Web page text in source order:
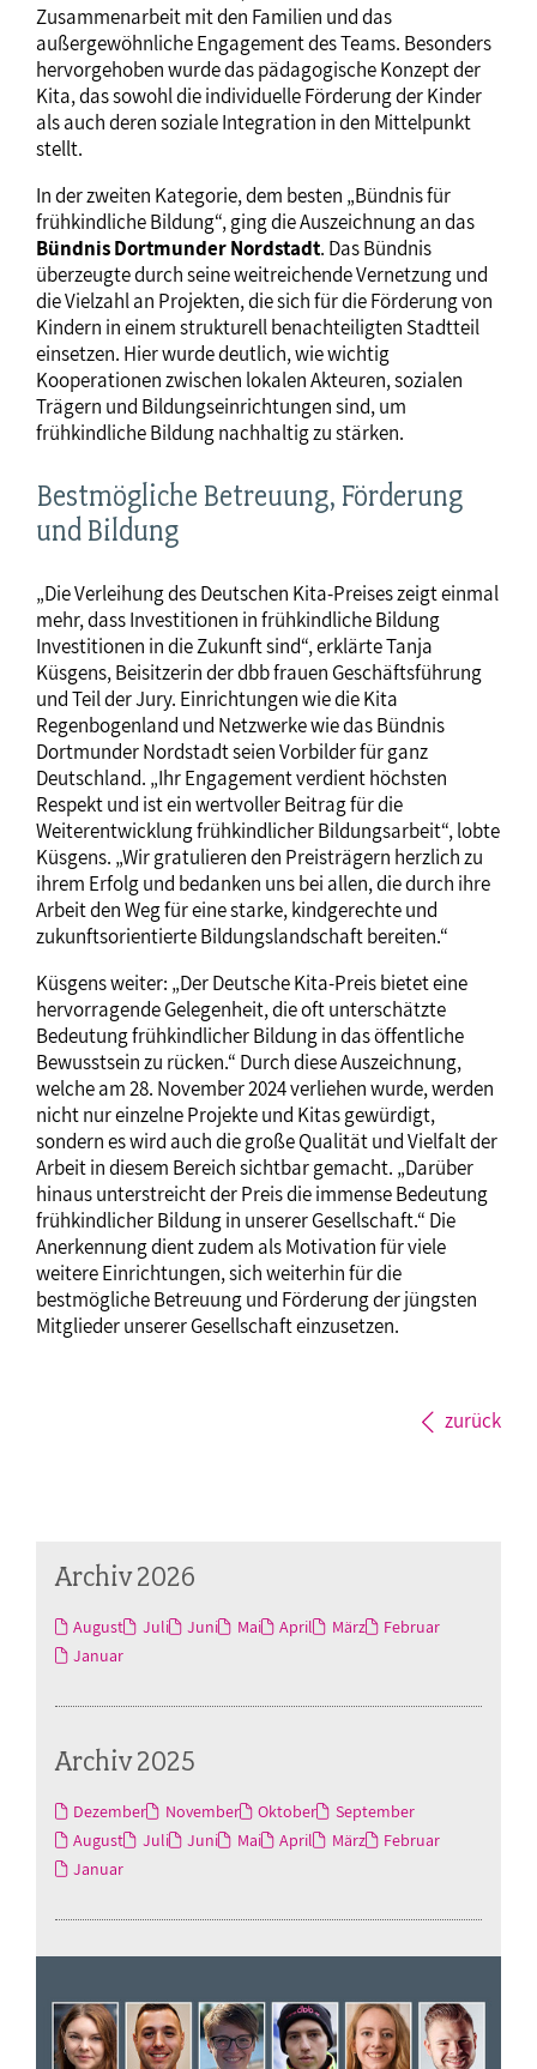
Zusammenarbeit mit den Familien und das
außergewöhnliche Engagement des Teams. Besonders
hervorgehoben wurde das pädagogische Konzept der
Kita, das sowohl die individuelle Förderung der Kinder
als auch deren soziale Integration in den Mittelpunkt
stellt.
In der zweiten Kategorie, dem besten „Bündnis für
frühkindliche Bildung“, ging die Auszeichnung an das
Bündnis Dortmunder Nordstadt. Das Bündnis
überzeugte durch seine weitreichende Vernetzung und
die Vielzahl an Projekten, die sich für die Förderung von
Kindern in einem strukturell benachteiligten Stadtteil
einsetzen. Hier wurde deutlich, wie wichtig
Kooperationen zwischen lokalen Akteuren, sozialen
Trägern und Bildungseinrichtungen sind, um
frühkindliche Bildung nachhaltig zu stärken.
Bestmögliche Betreuung, Förderung
und Bildung
„Die Verleihung des Deutschen Kita-Preises zeigt einmal
mehr, dass Investitionen in frühkindliche Bildung
Investitionen in die Zukunft sind“, erklärte Tanja
Küsgens, Beisitzerin der dbb frauen Geschäftsführung
und Teil der Jury. Einrichtungen wie die Kita
Regenbogenland und Netzwerke wie das Bündnis
Dortmunder Nordstadt seien Vorbilder für ganz
Deutschland. „Ihr Engagement verdient höchsten
Respekt und ist ein wertvoller Beitrag für die
Weiterentwicklung frühkindlicher Bildungsarbeit“, lobte
Küsgens. „Wir gratulieren den Preisträgern herzlich zu
ihrem Erfolg und bedanken uns bei allen, die durch ihre
Arbeit den Weg für eine starke, kindgerechte und
zukunftsorientierte Bildungslandschaft bereiten.“
Küsgens weiter: „Der Deutsche Kita-Preis bietet eine
hervorragende Gelegenheit, die oft unterschätzte
Bedeutung frühkindlicher Bildung in das öffentliche
Bewusstsein zu rücken.“ Durch diese Auszeichnung,
welche am 28. November 2024 verliehen wurde, werden
nicht nur einzelne Projekte und Kitas gewürdigt,
sondern es wird auch die große Qualität und Vielfalt der
Arbeit in diesem Bereich sichtbar gemacht. „Darüber
hinaus unterstreicht der Preis die immense Bedeutung
frühkindlicher Bildung in unserer Gesellschaft.“ Die
Anerkennung dient zudem als Motivation für viele
weitere Einrichtungen, sich weiterhin für die
bestmögliche Betreuung und Förderung der jüngsten
Mitglieder unserer Gesellschaft einzusetzen.
zurück
Archiv 2026
August Juli Juni Mai April März
Februar
Januar
Archiv 2025
Dezember November Oktober
September
August
Juli Juni Mai April März
Februar
Januar